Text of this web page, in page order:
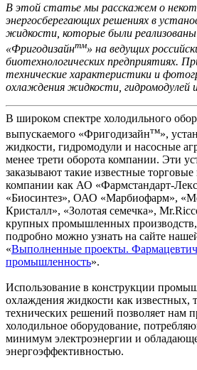
В этой статье мы расскажем о
энергосберегающих решениях в
жидкости, которые были
«Фригодизайнтм» на ведущих
биотехнологических предприятиях.
технические характеристики и
охлаждения жидкости, гидромодулей
В широком спектре холодильного
выпускаемого «Фригодизайнтм»,
жидкости, гидромодули и насосные
менее трети оборота компании. Эти
заказывают такие известные
компании как АО «Фармстандарт-
«Биосинтез», ОАО «Марбиофарм»,
Кристалл», «Золотая семечка»,
крупных промышленных производств,
подробно можно узнать на сайте
«Выполненные проекты.
промышленность».
Использование в конструкции
охлаждения жидкости как
технических решений позволяет нам
холодильное оборудование,
минимум электроэнергии и
энергоэффективностью.